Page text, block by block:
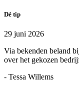
Dé tip
29 juni 2026
Via bekenden beland
over het gekozen
- Tessa Willems